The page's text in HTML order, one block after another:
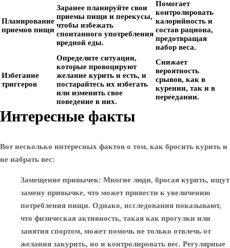
Планирование
приемов пищи
Заранее планируйте свои
приемы пищи и перекусы,
чтобы избежать
спонтанного употребления
вредной еды.
Помогает
контролировать
калорийность и
состав рациона,
предотвращая
набор веса.
Избегание
триггеров
Определите ситуации,
которые провоцируют
желание курить и есть, и
постарайтесь их избегать
или изменить свое
поведение в них.
Снижает
вероятность
срывов, как в
курении, так и в
переедании.
Интересные факты
Вот несколько интересных фактов о том, как бросить курить и
не набрать вес:
Замещение привычек: Многие люди, бросая курить, ищут
замену привычке, что может привести к увеличению
потребления пищи. Однако, исследования показывают,
что физическая активность, такая как прогулки или
занятия спортом, может помочь не только отвлечь от
желания закурить, но и контролировать вес. Регулярные